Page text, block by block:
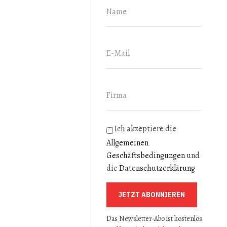
Ich akzeptiere die
Allgemeinen
Geschäftsbedingungenund
dieDatenschutzerklärung
JETZT ABONNIEREN
Das Newsletter-Abo ist kostenlos